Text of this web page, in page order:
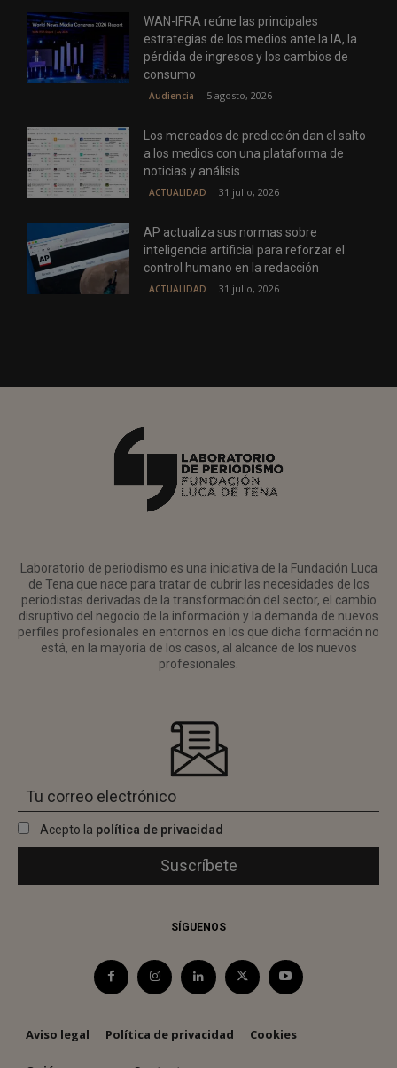
WAN-IFRA reúne las principales
estrategias de los medios ante la IA, la
pérdida de ingresos y los cambios de
consumo
Audiencia 5 agosto, 2026
Los mercados de predicción dan el salto
a los medios con una plataforma de
noticias y análisis
ACTUALIDAD 31 julio, 2026
AP actualiza sus normas sobre
inteligencia artificial para reforzar el
control humano en la redacción
ACTUALIDAD 31 julio, 2026
Laboratorio de periodismo es una iniciativa de la Fundación Luca
de Tena que nace para tratar de cubrir las necesidades de los
periodistas derivadas de la transformación del sector, el cambio
disruptivo del negocio de la información y la demanda de nuevos
perfiles profesionales en entornos en los que dicha formación no
está, en la mayoría de los casos, al alcance de los nuevos
profesionales.
Acepto la política de privacidad
SÍGUENOS
Aviso legal Política de privacidad Cookies